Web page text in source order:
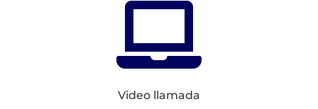

Video llamada